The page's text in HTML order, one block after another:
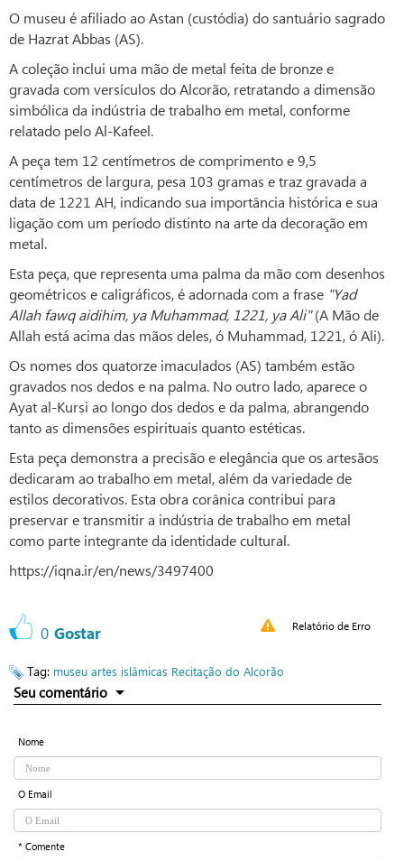
O museu é afiliado ao Astan (custódia) do santuário sagrado
de Hazrat Abbas (AS).
A coleção inclui uma mão de metal feita de bronze e
gravada com versículos do Alcorão, retratando a dimensão
simbólica da indústria de trabalho em metal, conforme
relatado pelo Al-Kafeel.
A peça tem 12 centímetros de comprimento e 9,5
centímetros de largura, pesa 103 gramas e traz gravada a
data de 1221 AH, indicando sua importância histórica e sua
ligação com um período distinto na arte da decoração em
metal.
Esta peça, que representa uma palma da mão com desenhos
geométricos e caligráficos, é adornada com a frase "Yad
Allah fawq aidihim, ya Muhammad, 1221, ya Ali"(A Mão de
Allah está acima das mãos deles, ó Muhammad, 1221, ó Ali).
Os nomes dos quatorze imaculados (AS) também estão
gravados nos dedos e na palma. No outro lado, aparece o
Ayat al-Kursi ao longo dos dedos e da palma, abrangendo
tanto as dimensões espirituais quanto estéticas.
Esta peça demonstra a precisão e elegância que os artesãos
dedicaram ao trabalho em metal, além da variedade de
estilos decorativos. Esta obra corânica contribui para
preservar e transmitir a indústria de trabalho em metal
como parte integrante da identidade cultural.
https://iqna.ir/en/news/3497400
0 Gostar Relatório de Erro
Tag: museu artes islâmicas Recitação do Alcorão
Seu comentário
Nome
O Email
* Comente